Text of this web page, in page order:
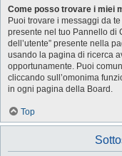
Come posso trovare i miei
Puoi trovare i messaggi da
presente nel tuo Pannello di
dell’utente” presente nella
usando la pagina di ricerca
opportunamente. Puoi
cliccando sull’omonima
in ogni pagina della Board.
Top